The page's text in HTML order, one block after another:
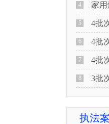
4 家用
5 4批次不
6 4批次不符
7 4批次不
8 3批次不
执法